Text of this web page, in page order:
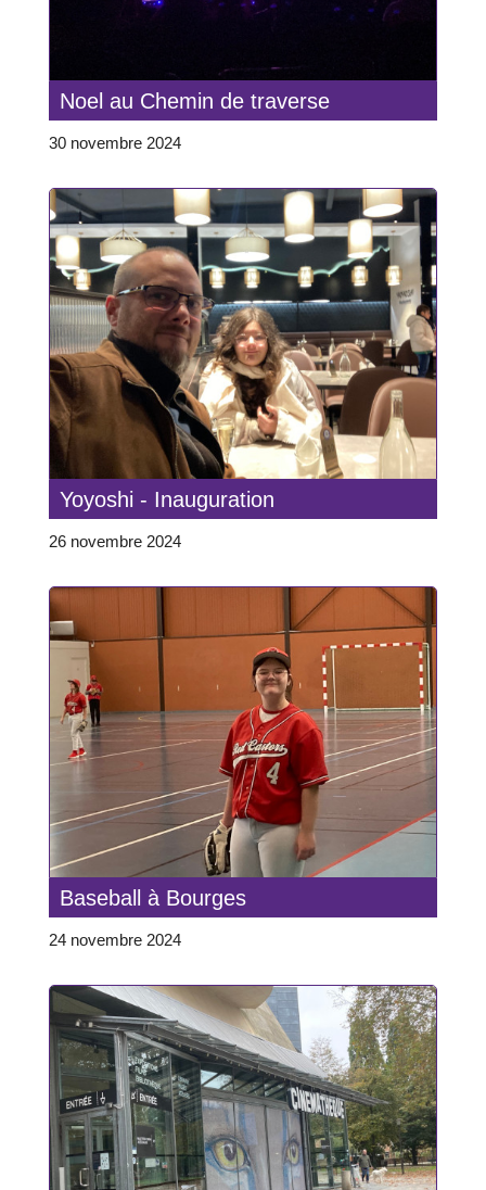
Noel au Chemin de traverse
30 novembre 2024
Yoyoshi - Inauguration
26 novembre 2024
Baseball à Bourges
24 novembre 2024